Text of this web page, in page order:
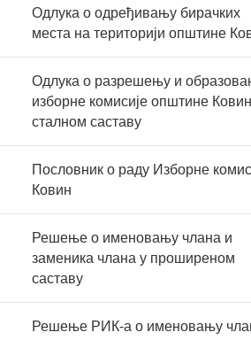
Одлука о одређивању бирачких
места на територији општине
Одлука о разрешењу и
изборне комисије општине
сталном саставу
Пословник о раду Изборне
Ковин
Решење о именовању члана и
заменика члана у проширеном
саставу
Решење РИК-а о именовању